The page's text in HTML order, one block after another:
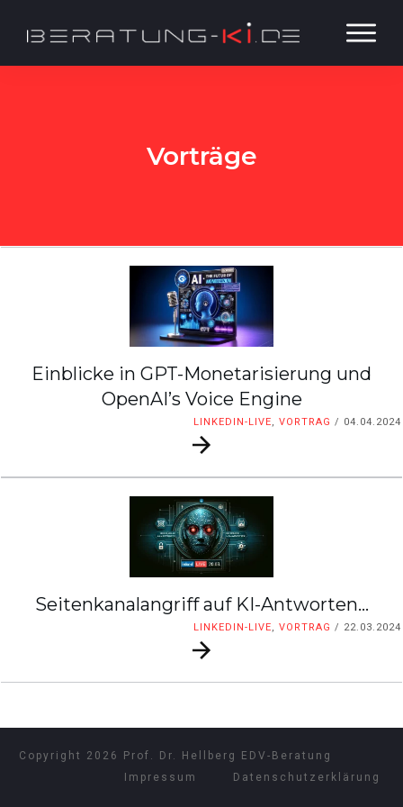
Vorträge
Einblicke in GPT-Monetarisierung und
OpenAI’s Voice Engine
LINKEDIN-LIVE, VORTRAG / 04.04.2024
Seitenkanalangriff auf KI-Antworten…
LINKEDIN-LIVE, VORTRAG / 22.03.2024
Copyright 2026
Prof. Dr. Hellberg EDV-Beratung
Impressum
Datenschutzerklärung